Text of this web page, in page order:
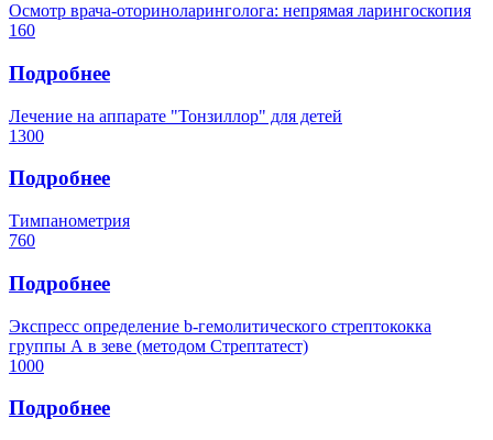
Осмотр врача-оториноларинголога: непрямая ларингоскопия
160
Подробнее
Лечение на аппарате "Тонзиллор" для детей
1300
Подробнее
Тимпанометрия
760
Подробнее
Экспресс определение b-гемолитического стрептококка
группы А в зеве (методом Стрептатест)
1000
Подробнее